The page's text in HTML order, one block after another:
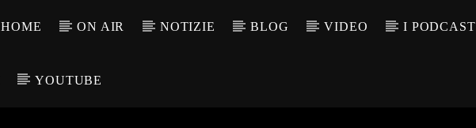
HOME ON AIR NOTIZIE BLOG VIDEO I PODCAST
YOUTUBE